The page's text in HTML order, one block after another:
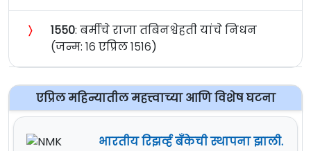
〉 १५५०: बर्मीचे राजा तबिनश्वेहती यांचे निधन
(जन्म: १६ एप्रिल १५१६)
एप्रिल महिन्यातील महत्त्वाच्या आणि विशेष घटना
भारतीय रिझर्व्ह बँकेची स्थापना झाली.